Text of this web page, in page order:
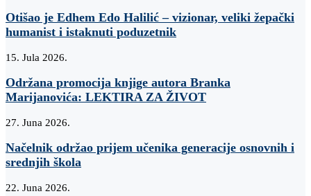
Otišao je Edhem Edo Halilić – vizionar, veliki žepački
humanist i istaknuti poduzetnik
15. Jula 2026.
Održana promocija knjige autora Branka
Marijanovića: LEKTIRA ZA ŽIVOT
27. Juna 2026.
Načelnik održao prijem učenika generacije osnovnih i
srednjih škola
22. Juna 2026.